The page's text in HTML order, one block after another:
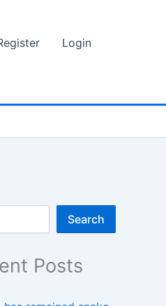
Login
Search
Posts